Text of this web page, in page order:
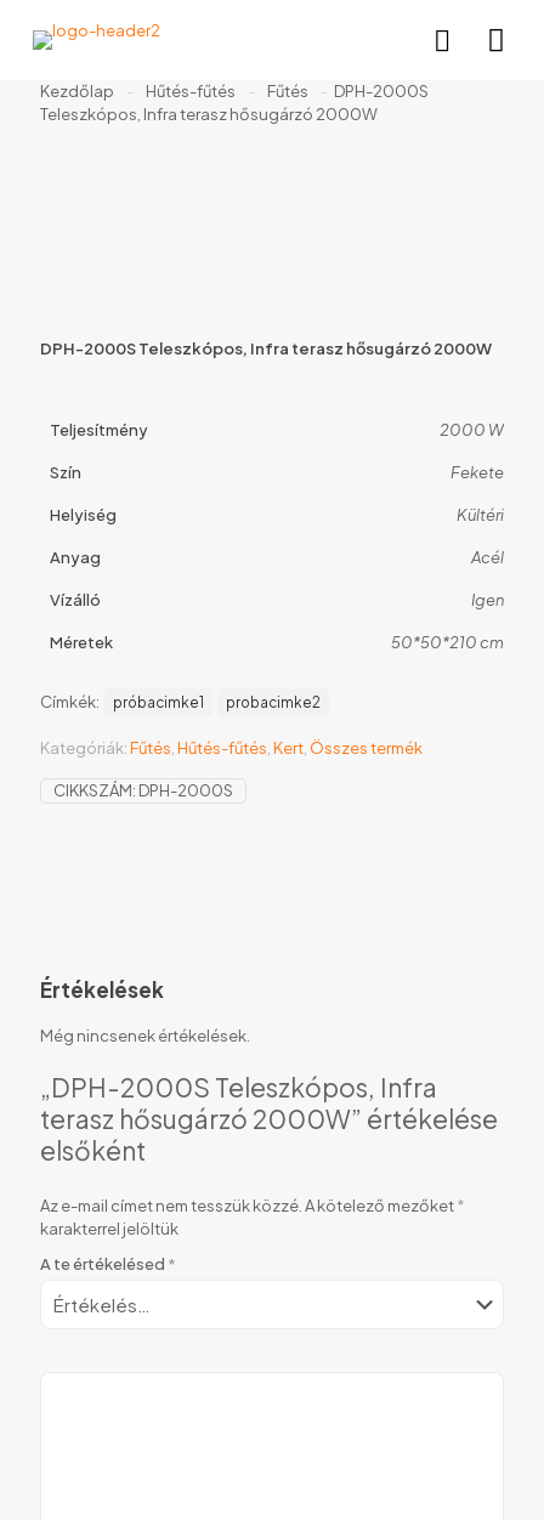
Kezdőlap - Hűtés-fűtés - Fűtés - DPH-2000S
Teleszkópos, Infra terasz hősugárzó 2000W
DPH-2000S Teleszkópos, Infra terasz hősugárzó 2000W
Teljesítmény 2000 W
Szín Fekete
Helyiség Kültéri
Anyag Acél
Vízálló Igen
Méretek 50*50*210 cm
Címkék: próbacimke1 probacimke2
Kategóriák:Fűtés Hűtés-fűtés Kert Összes termék
CIKKSZÁM: DPH-2000S
Értékelések
Még nincsenek értékelések.
„DPH-2000S Teleszkópos, Infra
terasz hősugárzó 2000W” értékelése
elsőként
Az e-mail címet nem tesszük közzé. A kötelező mezőket*
karakterrel jelöltük
A te értékelésed *